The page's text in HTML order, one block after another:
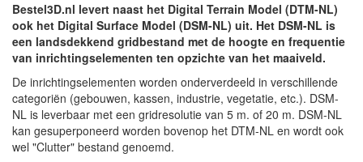
Bestel3D.nl levert naast het Digital Terrain Model (DTM-NL)
ook het Digital Surface Model (DSM-NL) uit. Het DSM-NL is
een landsdekkend gridbestand met de hoogte en frequentie
van inrichtingselementen ten opzichte van het maaiveld.
De inrichtingselementen worden onderverdeeld in verschillende
categoriën (gebouwen, kassen, industrie, vegetatie, etc.). DSM-
NL is leverbaar met een gridresolutie van 5 m. of 20 m. DSM-NL
kan gesuperponeerd worden bovenop het DTM-NL en wordt ook
wel "Clutter" bestand genoemd.